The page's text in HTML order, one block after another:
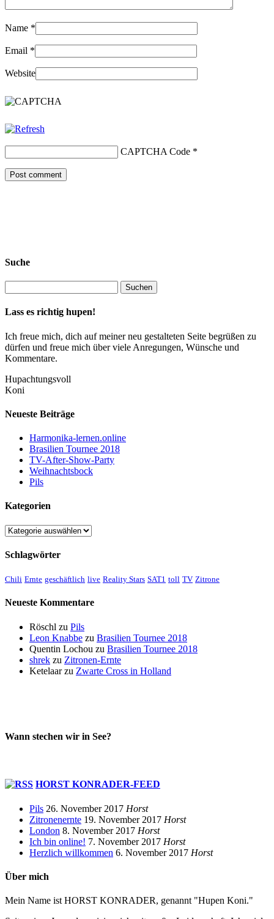
Name *
Email *
Website
CAPTCHA Code *
Suche
Lass es richtig hupen!
Ich freue mich, dich auf meiner neu gestalteten Seite begrüßen zu
dürfen und freue mich über viele Anregungen, Wünsche und
Kommentare.
Hupachtungsvoll
Koni
Neueste Beiträge
Harmonika-lernen.online
Brasilien Tournee 2018
TV-After-Show-Party
Weihnachtsbock
Pils
Kategorien
Kategorien
Schlagwörter
Chili Ernte geschäftlich live Reality Stars SAT1 toll TV Zitrone
Neueste Kommentare
Röschl zu Pils
Leon Knabbe zu Brasilien Tournee 2018
Quentin Lochou zu Brasilien Tournee 2018
shrek zu Zitronen-Ernte
Ketelaarzu Zwarte Cross in Holland
Wann stechen wir in See?
HORST KONRADER-FEED
Pils 26. November 2017 Horst
Zitronenernte 19. November 2017 Horst
London 8. November 2017 Horst
Ich bin online! 7. November 2017 Horst
Herzlich willkommen 6. November 2017 Horst
Über mich
Mein Name ist HORST KONRADER, genannt "Hupen Koni."